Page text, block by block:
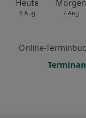
Heute
6 Aug
Morgen
7 Aug
Online-